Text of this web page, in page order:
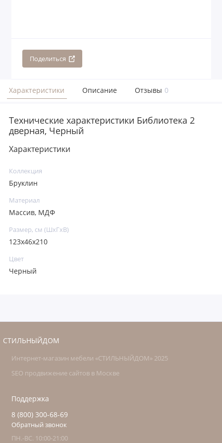
Поделиться
Характеристики Описание Отзывы 0
Технические характеристики Библиотека 2
дверная, Черный
Характеристики
Коллекция
Бруклин
Материал
Массив, МДФ
Размер, см (ШхГхВ)
123х46х210
Цвет
Черный
СТИЛЬНЫЙДОМ
Интернет-магазин мебели «СТИЛЬНЫЙДОМ» 2025
SEO продвижение сайтов в Москве
Поддержка
8 (800) 300-68-69
Обратный звонок
ПН.-ВС. 10:00-21:00